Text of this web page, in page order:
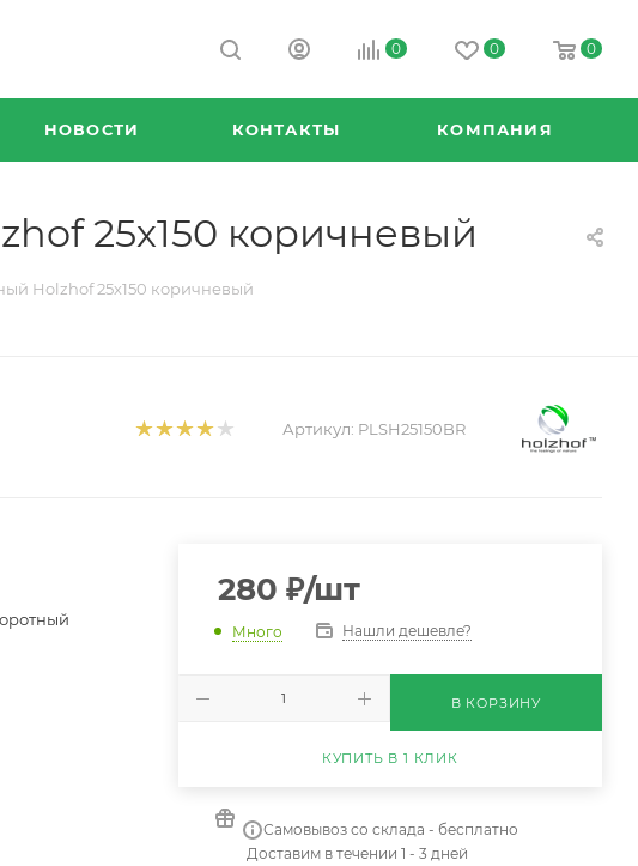
0 0 0
НОВОСТИ КОНТАКТЫ КОМПАНИЯ
25х150 коричневый
Holzhof 25х150 коричневый
Артикул: PLSH25150BR
280 ₽/шт
Много Нашли дешевле?
В КОРЗИНУ
КУПИТЬ В 1 КЛИК
Самовывоз со склада - бесплатно
Доставим в течении 1 - 3 дней